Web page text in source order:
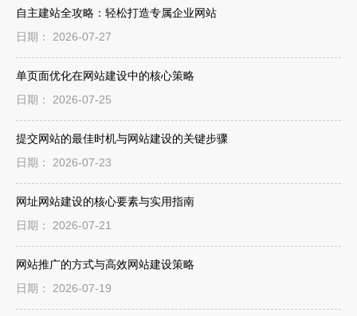
自主建站全攻略：轻松打造专属企业网站
日期： 2026-07-27
单页面优化在网站建设中的核心策略
日期： 2026-07-25
提交网站的最佳时机与网站建设的关键步骤
日期： 2026-07-23
网址网站建设的核心要素与实用指南
日期： 2026-07-21
网站推广的方式与高效网站建设策略
日期： 2026-07-19